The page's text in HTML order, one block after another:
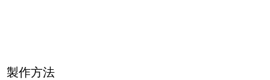
製作方法